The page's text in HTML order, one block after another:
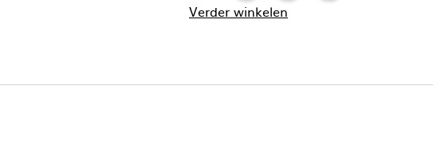
Verder winkelen